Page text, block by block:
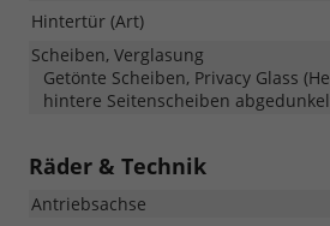
Hintertür (Art)
Scheiben, Verglasung
Getönte Scheiben, Privacy Glass
hintere Seitenscheiben
Räder & Technik
Antriebsachse